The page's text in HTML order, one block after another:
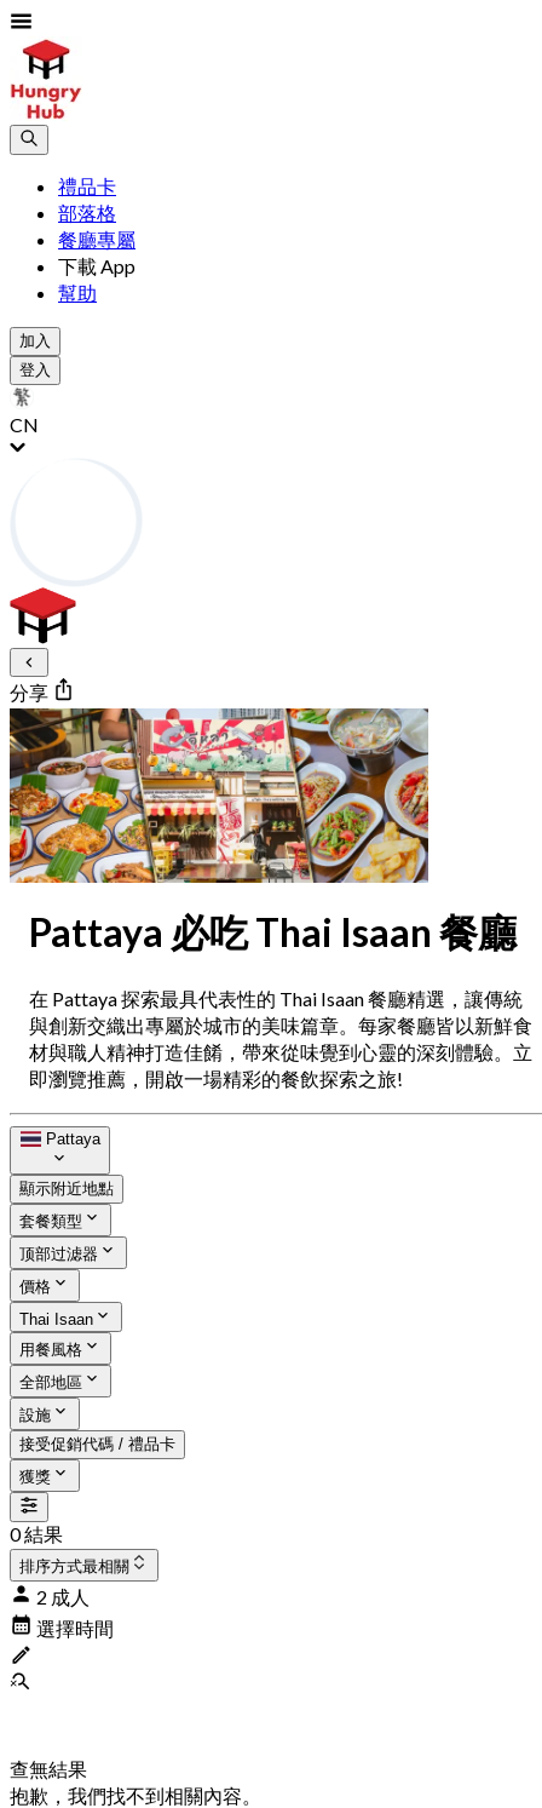
禮品卡
部落格
餐廳專屬
下載 App
幫助
加入
登入
CN
分享
Pattaya 必吃 Thai Isaan 餐廳
在 Pattaya 探索最具代表性的 Thai Isaan 餐廳精選，讓傳統
與創新交織出專屬於城市的美味篇章。每家餐廳皆以新鮮食
材與職人精神打造佳餚，帶來從味覺到心靈的深刻體驗。立
即瀏覽推薦，開啟一場精彩的餐飲探索之旅!
Pattaya
顯示附近地點
套餐類型
顶部过滤器
價格
Thai Isaan
用餐風格
全部地區
設施
接受促銷代碼 / 禮品卡
獲獎
0 結果
排序方式最相關
2 成人
選擇時間
查無結果
抱歉，我們找不到相關內容。